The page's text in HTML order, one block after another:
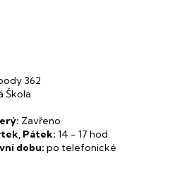
362
Škola
Zavřeno
Pátek: 14 - 17 hod.
dobu: po telefonické